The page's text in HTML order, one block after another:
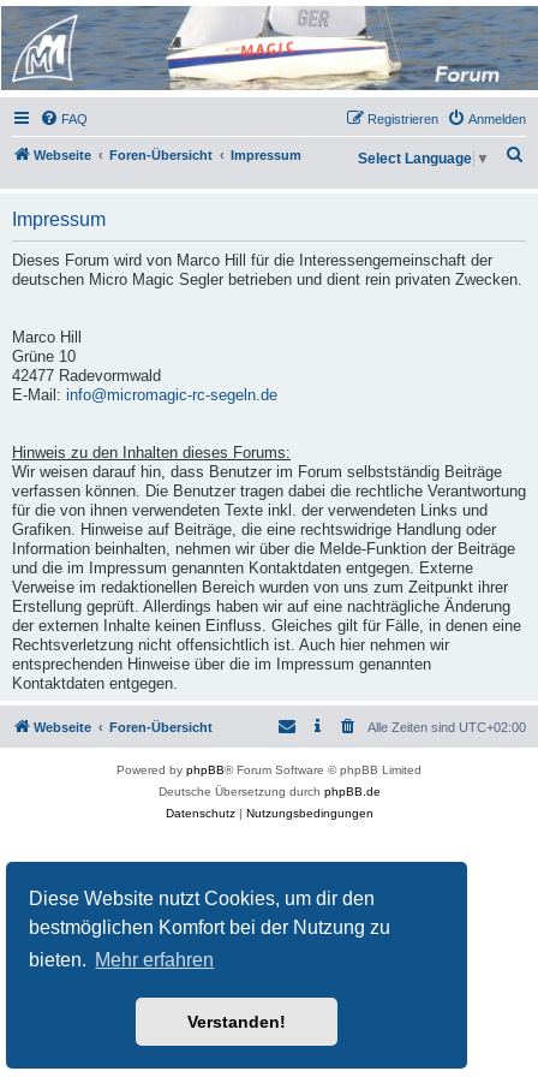
Diese Website nutzt Cookies, um dir den
bestmöglichen Komfort bei der Nutzung zu
bieten. Mehr erfahren
Verstanden!
Micro Magic Forum
Deutschland
FAQ Anmelden
Registrieren
Webseite Foren-Übersicht Impressum
h
Select Language ▼
Impressum
Dieses Forum wird von Marco Hill für die Interessengemeinschaft der
deutschen Micro Magic Segler betrieben und dient rein privaten Zwecken.
Marco Hill
Grüne 10
42477 Radevormwald
E-Mail: info@micromagic-rc-segeln.de
Hinweis zu den Inhalten dieses Forums:
Wir weisen darauf hin, dass Benutzer im Forum selbstständig Beiträge
verfassen können. Die Benutzer tragen dabei die rechtliche Verantwortung
für die von ihnen verwendeten Texte inkl. der verwendeten Links und
Grafiken. Hinweise auf Beiträge, die eine rechtswidrige Handlung oder
Information beinhalten, nehmen wir über die Melde-Funktion der Beiträge
und die im Impressum genannten Kontaktdaten entgegen. Externe
Verweise im redaktionellen Bereich wurden von uns zum Zeitpunkt ihrer
Erstellung geprüft. Allerdings haben wir auf eine nachträgliche Änderung
der externen Inhalte keinen Einfluss. Gleiches gilt für Fälle, in denen eine
Rechtsverletzung nicht offensichtlich ist. Auch hier nehmen wir
entsprechenden Hinweise über die im Impressum genannten
Kontaktdaten entgegen.
Webseite Foren-Übersicht Alle Zeiten sind UTC+02:00
Powered by phpBB® Forum Software © phpBB Limited
Deutsche Übersetzung durch phpBB.de
Datenschutz| Nutzungsbedingungen